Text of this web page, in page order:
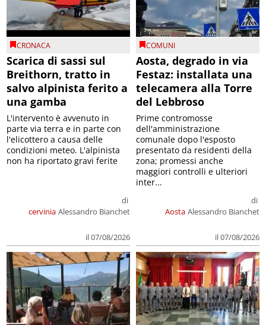
CRONACA
Scarica di sassi sul
Breithorn, tratto in
salvo alpinista ferito a
una gamba
cervinia
di
Alessandro Bianchet
il 07/08/2026
L'intervento è avvenuto in
parte via terra e in parte con
l'elicottero a causa delle
condizioni meteo. L'alpinista
non ha riportato gravi ferite
COMUNI
Aosta, degrado in via
Festaz: installata una
telecamera alla Torre
del Lebbroso
Aosta
di
Alessandro Bianchet
il 07/08/2026
Prime contromosse
dell'amministrazione
comunale dopo l'esposto
presentato da residenti della
zona; promessi anche
maggiori controlli e ulteriori
inter...